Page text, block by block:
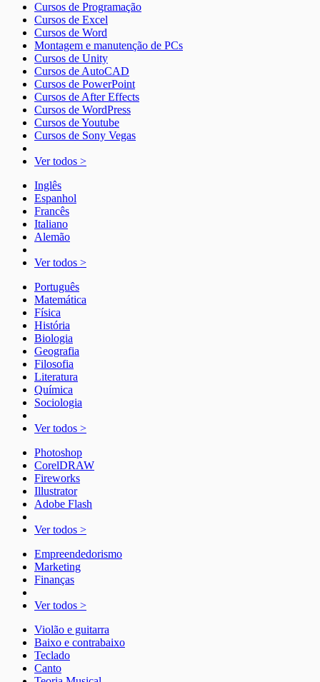
Cursos de Programação
Cursos de Excel
Cursos de Word
Montagem e manutenção de PCs
Cursos de Unity
Cursos de AutoCAD
Cursos de PowerPoint
Cursos de After Effects
Cursos de WordPress
Cursos de Youtube
Cursos de Sony Vegas
Ver todos >
Inglês
Espanhol
Francês
Italiano
Alemão
Ver todos >
Português
Matemática
Física
História
Biologia
Geografia
Filosofia
Literatura
Química
Sociologia
Ver todos >
Photoshop
CorelDRAW
Fireworks
Illustrator
Adobe Flash
Ver todos >
Empreendedorismo
Marketing
Finanças
Ver todos >
Violão e guitarra
Baixo e contrabaixo
Teclado
Canto